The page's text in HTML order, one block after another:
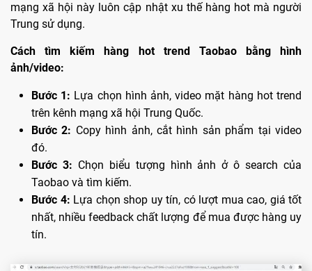
mạng xã hội này luôn cập nhật xu thế hàng hot mà người
Trung sử dụng.
Cách tìm kiếm hàng hot trend Taobao bằng hình
ảnh/video:
Bước 1: Lựa chọn hình ảnh, video mặt hàng hot trend
trên kênh mạng xã hội Trung Quốc.
Bước 2: Copy hình ảnh, cắt hình sản phẩm tại video
đó.
Bước 3: Chọn biểu tượng hình ảnh ở ô search của
Taobao và tìm kiếm.
Bước 4: Lựa chọn shop uy tín, có lượt mua cao, giá tốt
nhất, nhiều feedback chất lượng để mua được hàng uy
tín.